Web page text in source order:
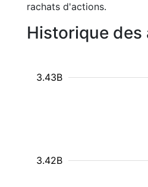
rachats d'actions.
Historique
3.42B
3.43B